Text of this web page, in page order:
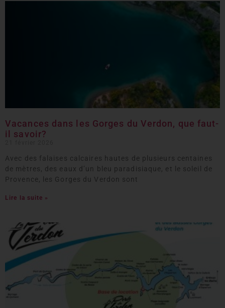
Vacances dans les Gorges du Verdon, que faut-
il savoir?
Avec des falaises calcaires hautes de plusieurs centaines
de mètres, des eaux d’un bleu paradisiaque, et le soleil de
Provence, les Gorges du Verdon sont
Lire la suite »